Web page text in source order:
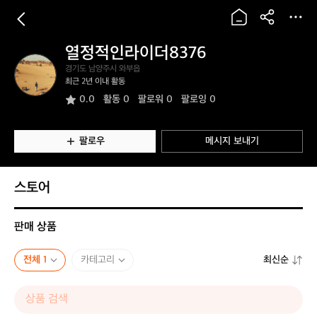
열
정
적
이
8
3
7
6
열정적인라이더8376
경기도 남양주시 와부읍
최근 2년 이내 활동
0.0 활동 0 팔로워 0 팔로잉 0
팔로우 메시지 보내기
스토어
판매 상품
전체 1 카테고리 최신순